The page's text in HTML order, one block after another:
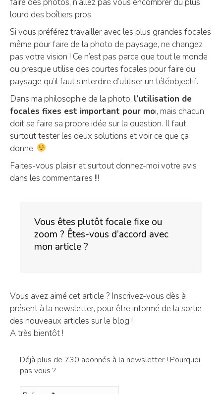
lourd des boîtiers pros.
Si vous préférez travailler avec les plus grandes focales
même pour faire de la photo de paysage, ne changez
pas votre vision ! Ce n’est pas parce que tout le monde
ou presque utilise des courtes focales pour faire du
paysage qu’il faut s’interdire d’utiliser un téléobjectif.
Dans ma philosophie de la photo, l’utilisation de
focales fixes est important pour moi, mais chacun
doit se faire sa propre idée sur la question. Il faut
surtout tester les deux solutions et voir ce que ça
donne.
Faites-vous plaisir et surtout donnez-moi votre avis
dans les commentaires !!!
Vous êtes plutôt focale fixe ou
zoom ? Êtes-vous d’accord avec
mon article ?
Vous avez aimé cet article ? Inscrivez-vous dès à
présent à la newsletter, pour être informé de la sortie
des nouveaux articles sur le blog !
A très bientôt !
Déjà plus de 730 abonnés à la newsletter ! Pourquoi
pas vous ?